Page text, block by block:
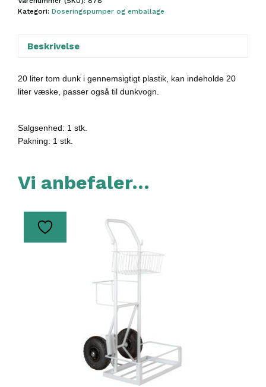
Kategori: Doseringspumper og emballage
Beskrivelse
20 liter tom dunk i gennemsigtigt plastik, kan indeholde 20
liter væske, passer også til dunkvogn.
Salgsenhed: 1 stk.
Pakning: 1 stk.
Vi anbefaler…